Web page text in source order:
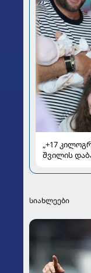
„+17
შვილის
სიახლეები